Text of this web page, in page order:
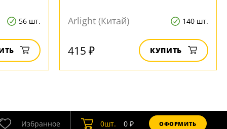
56 шт. Arlight (Китай) 140 шт.
415 ₽ КУПИТЬ
Избранное 0шт. 0₽ ОФОРМИТЬ